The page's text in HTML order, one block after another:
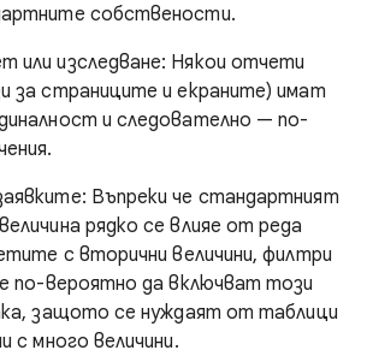
собствености.
или изследване: Някои отчети
за страниците и екраните) имат
и следователно — по-
Въпреки че стандартният
рядко се влияе от реда
с вторични величини, филтри
е по-вероятно да включват този
защото се нуждаят от таблици
с много величини.